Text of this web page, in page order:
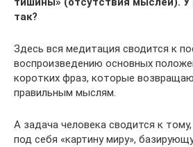
так?
Здесь вся медитация сводится к
воспроизведению основных
коротких фраз, которые
правильным мыслям.
А задача человека сводится к
под себя «картину миру»,